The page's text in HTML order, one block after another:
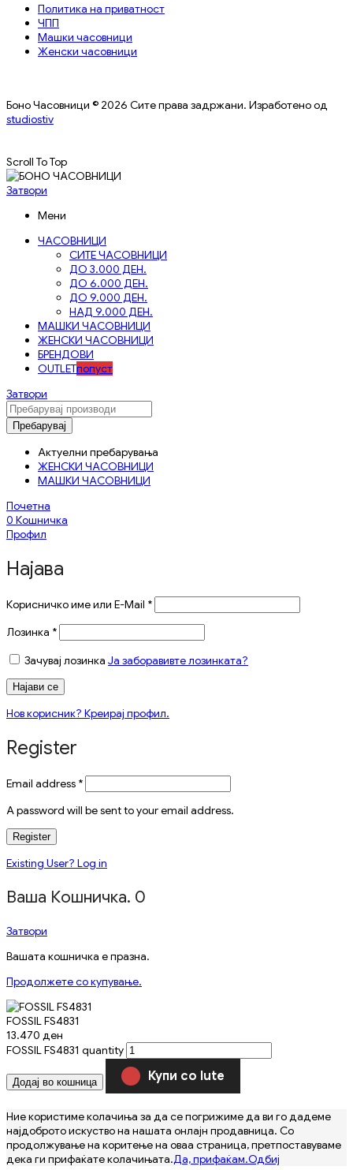
Политика на приватност
ЧПП
Машки часовници
Женски часовници
Боно Часовници © 2026 Сите права задржани. Изработено од
studiostiv
Scroll To Top
Затвори
Мени
ЧАСОВНИЦИ
СИТЕ ЧАСОВНИЦИ
ДО 3.000 ДЕН.
ДО 6.000 ДЕН.
ДО 9.000 ДЕН.
НАД 9.000 ДЕН.
МАШКИ ЧАСОВНИЦИ
ЖЕНСКИ ЧАСОВНИЦИ
БРЕНДОВИ
OUTLETпопуст
Затвори
Пребарувај
Актуелни пребарувања
ЖЕНСКИ ЧАСОВНИЦИ
МАШКИ ЧАСОВНИЦИ
Почетна
0 Кошничка
Профил
Најава
Корисничко име или E-Mail *
Лозинка *
Зачувај лозинка Ја заборавивте лозинката?
Најави се
Нов корисник? Креирај профил.
Register
Email address *
A password will be sent to your email address.
Register
Existing User? Log in
Ваша Кошничка. 0
Затвори
Вашата кошничка е празна.
Продолжете со купување.
FOSSIL FS4831
13.470 ден
FOSSIL FS4831 quantity
Додај во кошница Купи со Iute
Ние користиме колачиња за да се погрижиме да ви го дадеме
најдоброто искуство на нашата онлајн продавница. Со
продолжување на коритење на оваа страница, претпоставуваме
дека ги прифаќате колачињата.Да, прифаќам.Одбиј